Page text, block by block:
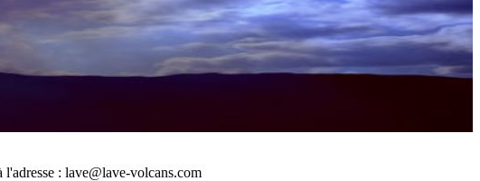
l'adresse : lave@lave-volcans.com